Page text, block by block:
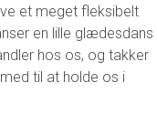
et meget fleksibelt
en lille glædesdans
hos os, og takker
til at holde os i